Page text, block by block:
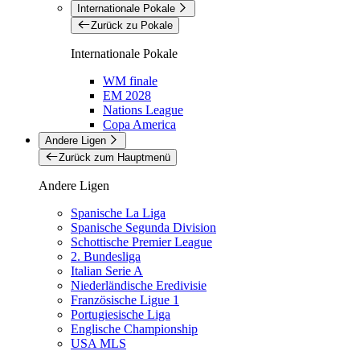
Internationale Pokale
Zurück zu Pokale
Internationale Pokale
WM finale
EM 2028
Nations League
Copa America
Andere Ligen
Zurück zum Hauptmenü
Andere Ligen
Spanische La Liga
Spanische Segunda Division
Schottische Premier League
2. Bundesliga
Italian Serie A
Niederländische Eredivisie
Französische Ligue 1
Portugiesische Liga
Englische Championship
USA MLS